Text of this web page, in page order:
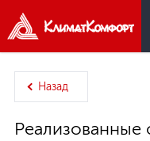
Внутренний
Проектирование
Назад
Реализованные